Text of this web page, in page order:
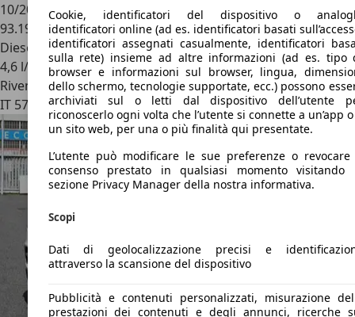
10/2018
93.194 km
Diesel
4,6 l/100 km (comb.)
Rivenditore
IT 57121Livorno - Li
Cookie, identificatori del dispositivo o
identificatori online (ad es. identificatori basati
identificatori assegnati casualmente, identificatori
sulla rete) insieme ad altre informazioni (ad es. tipo
browser e informazioni sul browser, lingua,
dello schermo, tecnologie supportate, ecc.) possono
archiviati sul o letti dal dispositivo dell’utente
riconoscerlo ogni volta che l’utente si connette a un’app
un sito web, per una o più finalità qui presentate.
L’utente può modificare le sue preferenze o
consenso prestato in qualsiasi momento visitando
sezione Privacy Manager della nostra informativa.
Scopi
Dati di geolocalizzazione precisi e
attraverso la scansione del dispositivo
Pubblicità e contenuti personalizzati, misurazione
prestazioni dei contenuti e degli annunci, ricerche